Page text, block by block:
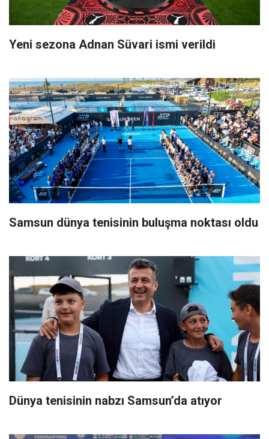
Yeni sezona Adnan Süvari ismi verildi
Samsun dünya tenisinin buluşma noktası oldu
Dünya tenisinin nabzı Samsun’da atıyor